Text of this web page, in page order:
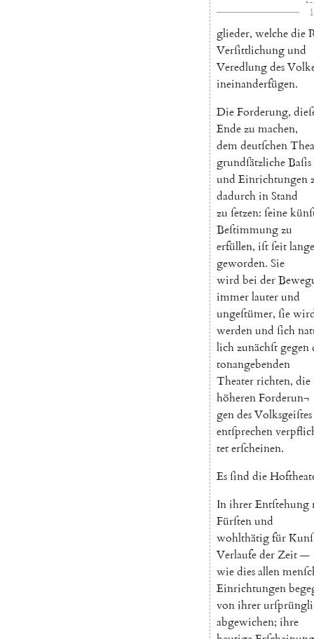
glieder, welchedie
Verſittlichungund
Veredlungdes
ineinanderfügen.
DieForderung,
Endezu machen,
demdeutſchen
grundſätzlicheBaſis
und Einrichtungen
dadurchinStand
zu ſetzen: ſeine
Beſtimmungzu
erfüllen, iſtſeitlange
geworden. Sie
wird bei der
immerlauterund
ungeſtümer, ſie
werdenund ſich
lichzunächſtgegen
tonangebenden
Theaterrichten, die
höherenForderun¬
gendesVolksgeiſtes
entſprechen
teterſcheinen.
Esſind die
InihrerEntſtehung
Fürſtenund
wohlthätigfür
VerlaufederZeit—
wiediesallen
Einrichtungen
vonihrer
abgewichen; ihre